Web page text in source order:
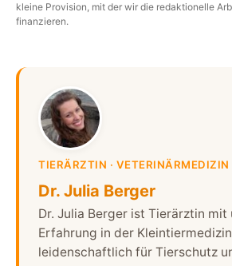
kleine Provision, mit der wir die redaktionelle
finanzieren.
TIERÄRZTIN · VETERINÄRMEDIZIN
Dr. Julia Berger
Dr. Julia Berger ist Tierärztin mit
Erfahrung in der
leidenschaftlich für Tierschutz